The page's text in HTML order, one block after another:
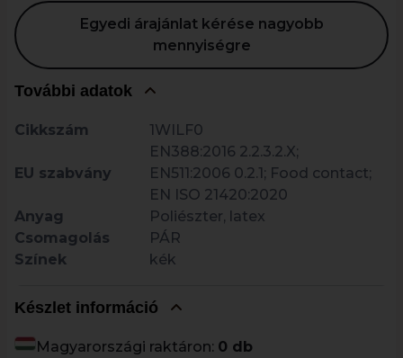
Egyedi árajánlat kérése nagyobb
mennyiségre
További adatok
Cikkszám 1WILF0
EU szabvány
EN388:2016 2.2.3.2.X;
EN511:2006 0.2.1; Food contact;
EN ISO 21420:2020
Anyag
Poliészter, latex
Csomagolás
PÁR
Színek
kék
Készlet információ
Magyarországi raktáron: 0 db